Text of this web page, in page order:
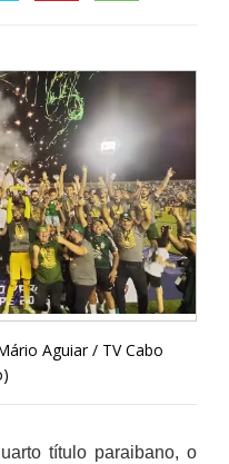
Aguiar / TV Cabo
título paraibano, o